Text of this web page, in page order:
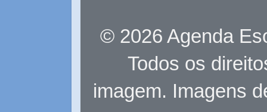
© 2026 Agenda
Todos os
imagem. Imagens